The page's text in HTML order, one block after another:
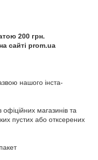
200 грн.
сайті prom.ua
нашого інста-
офіційних магазинів та
пустих або отксерених